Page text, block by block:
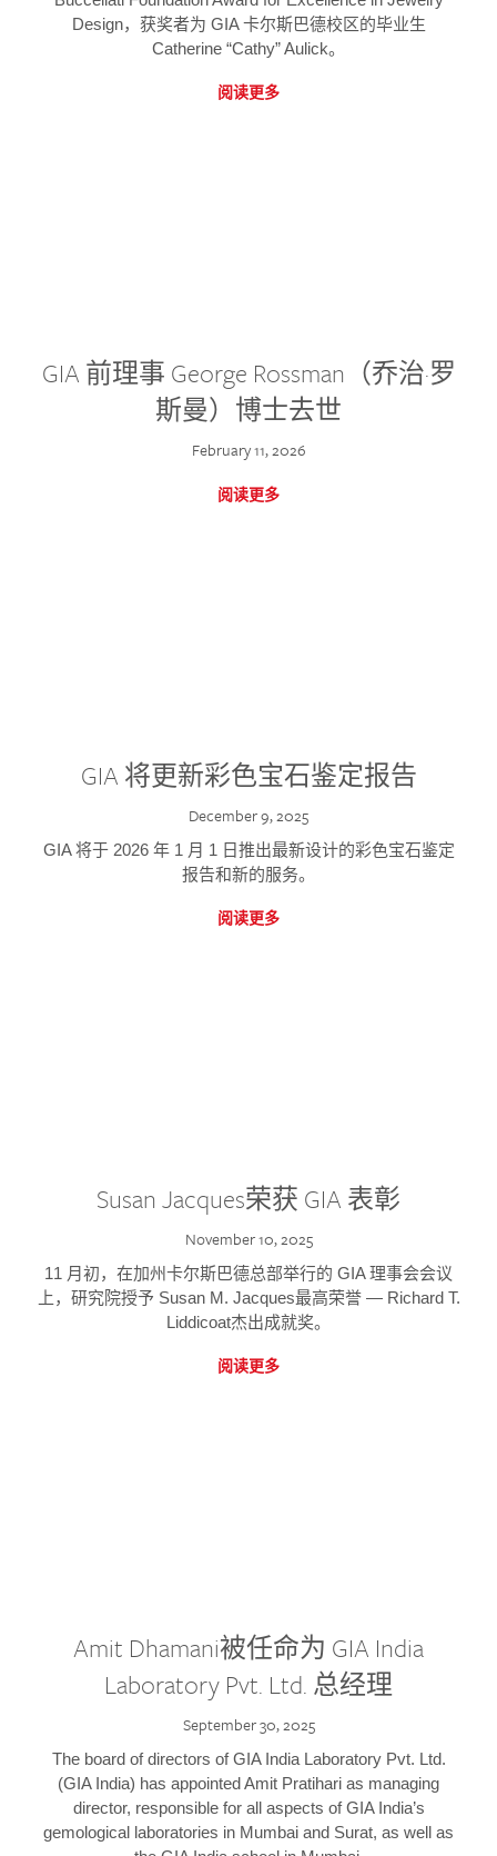
Design，获奖者为 GIA 卡尔斯巴德校区的毕业生
Catherine “Cathy” Aulick。
阅读更多
GIA 前理事 George Rossman（乔治·罗
斯曼）博士去世
February 11, 2026
阅读更多
GIA 将更新彩色宝石鉴定报告
December 9, 2025
GIA 将于 2026 年 1 月 1 日推出最新设计的彩色宝石鉴定
报告和新的服务。
阅读更多
Susan Jacques荣获 GIA 表彰
November 10, 2025
11 月初，在加州卡尔斯巴德总部举行的 GIA 理事会会议
上，研究院授予 Susan M. Jacques最高荣誉 — Richard T.
Liddicoat杰出成就奖。
阅读更多
Amit Dhamani被任命为 GIA India
Laboratory Pvt. Ltd. 总经理
September 30, 2025
The board of directors of GIA India Laboratory Pvt. Ltd.
(GIA India) has appointed Amit Pratihari as managing
director, responsible for all aspects of GIA India’s
gemological laboratories in Mumbai and Surat, as well as